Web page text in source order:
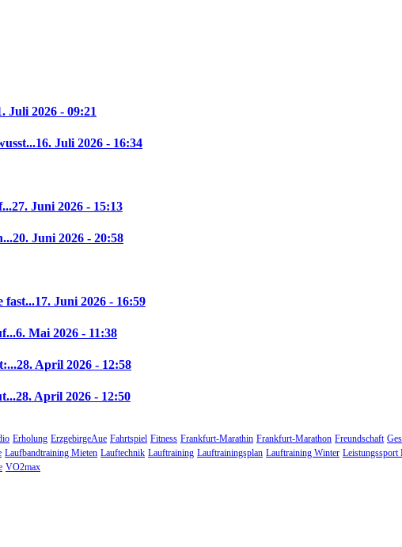
Juli 2026 - 09:21
16. Juli 2026 - 16:34
27. Juni 2026 - 15:13
20. Juni 2026 - 20:58
fast...17. Juni 2026 - 16:59
6. Mai 2026 - 11:38
28. April 2026 - 12:58
28. April 2026 - 12:50
Erholung ErzgebirgeAue Fahrtspiel Fitness Frankfurt-Marathin Frankfurt-Marathon Freundschaft
Laufbandtraining Mieten Lauftechnik Lauftraining Lauftrainingsplan Lauftraining Winter Leistungssport
VO2max